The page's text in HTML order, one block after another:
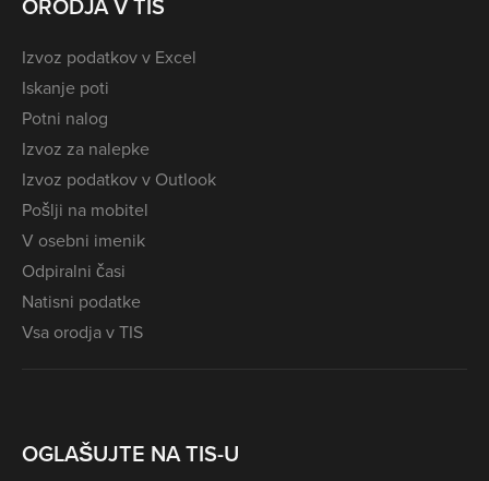
Izvoz podatkov v Excel
Iskanje poti
Potni nalog
Izvoz za nalepke
Izvoz podatkov v Outlook
Pošlji na mobitel
V osebni imenik
Odpiralni časi
Natisni podatke
Vsa orodja v TIS
OGLAŠUJTE NA TIS-U